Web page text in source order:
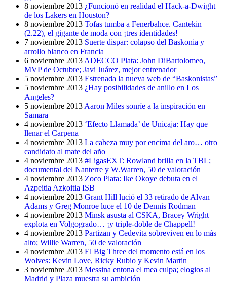
8 noviembre 2013 ¿Funcionó en realidad el Hack-a-Dwight
de los Lakers en Houston?
8 noviembre 2013 Tofas tumba a Fenerbahce. Cantekin
(2.22), el gigante de moda con ¡tres identidades!
7 noviembre 2013 Suerte dispar: colapso del Baskonia y
arrollo blanco en Francia
6 noviembre 2013 ADECCO Plata: John DiBartolomeo,
MVP de Octubre; Javi Juárez, mejor entrenador
5 noviembre 2013 Estrenada la nueva web de “Baskonistas”
5 noviembre 2013 ¿Hay posibilidades de anillo en Los
Angeles?
5 noviembre 2013 Aaron Miles sonríe a la inspiración en
Samara
4 noviembre 2013 ‘Efecto Llamada’ de Unicaja: Hay que
llenar el Carpena
4 noviembre 2013 La cabeza muy por encima del aro… otro
candidato al mate del año
4 noviembre 2013 #LigasEXT: Rowland brilla en la TBL;
documental del Nanterre y W.Warren, 50 de valoración
4 noviembre 2013 Zoco Plata: Ike Okoye debuta en el
Azpeitia Azkoitia ISB
4 noviembre 2013 Grant Hill lució el 33 retirado de Alvan
Adams y Greg Monroe luce el 10 de Dennis Rodman
4 noviembre 2013 Minsk asusta al CSKA, Bracey Wright
explota en Volgogrado… ¡y triple-doble de Chappell!
4 noviembre 2013 Partizan y Cedevita sobreviven en lo más
alto; Willie Warren, 50 de valoración
4 noviembre 2013 El Big Three del momento está en los
Wolves: Kevin Love, Ricky Rubio y Kevin Martin
3 noviembre 2013 Messina entona el mea culpa; elogios al
Madrid y Plaza muestra su ambición